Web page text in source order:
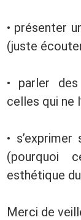
• présenter
(juste
• parler
celles qui ne
•
(pourquoi
esthétique
Merci de